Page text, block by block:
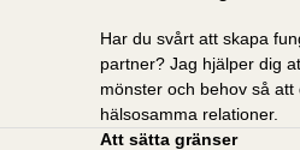
Har du svårt att skapa
partner? Jag hjälper dig
mönster och behov så
hälsosamma relationer.
Att sätta gränser